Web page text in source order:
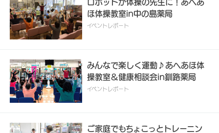
ロボットが体操の先生に！あへあ
ほ体操教室in中の島薬局
イベントレポート
みんなで楽しく運動♪あへあほ体
操教室＆健康相談会in釧路薬局
イベントレポート
ご家庭でもちょこっとトレーニン